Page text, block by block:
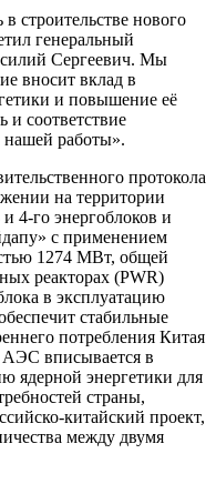
строительстве нового
генеральный
Сергеевич. Мы
вносит вклад в
и повышение её
и соответствие
работы».
протокола
на территории
4-го энергоблоков и
с применением
1274 МВт, общей
реакторах (PWR)
в эксплуатацию
стабильные
потребления Китая
АЭС вписывается в
ядерной энергетики для
страны,
китайский проект,
между двумя